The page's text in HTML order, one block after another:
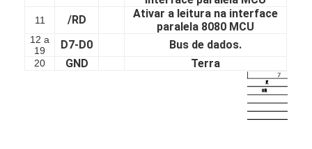
Exibição LCD TFT RF
11 /RD
Ativar a leitura na interface
paralela 8080 MCU
12 a
19
D7-D0 Bus de dados.
20 GND Terra